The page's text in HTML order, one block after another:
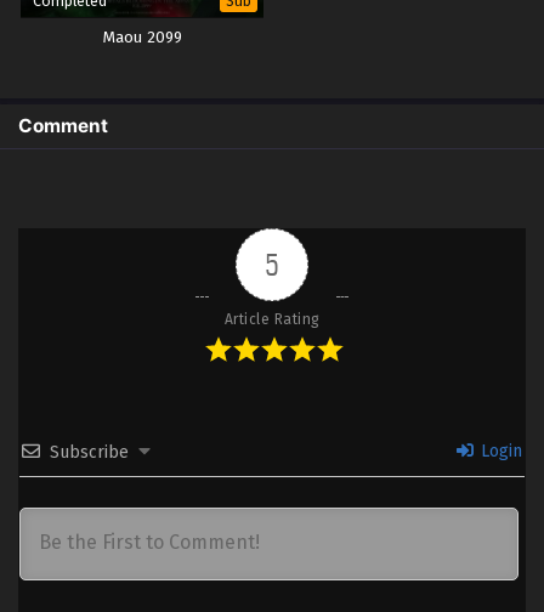
Maou 2099
Comment
5
Article Rating
Subscribe Login